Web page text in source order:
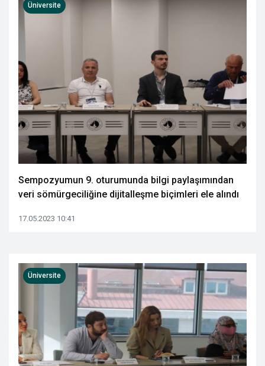
Sempozyumun 9. oturumunda bilgi paylaşımından
veri sömürgeciliğine dijitalleşme biçimleri ele alındı
17.05.2023 10:41
Üniversite
Üniversite